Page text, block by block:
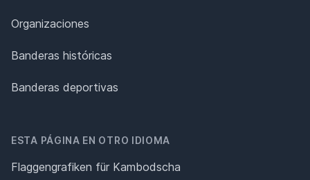
Organizaciones
Banderas históricas
Banderas deportivas
ESTA PÁGINA EN OTRO IDIOMA
Flaggengrafiken für Kambodscha